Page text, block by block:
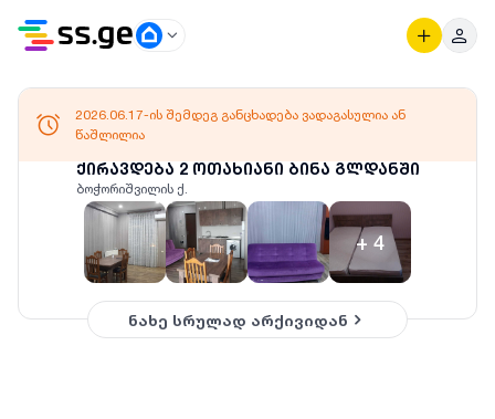
ქირავდება 2 ოთახიანი ბინა გლდანში
ბოჭორიშვილის ქ.
+ 4
2026.06.17-ის შემდეგ განცხადება ვადაგასულია ან
წაშლილია
ნახე სრულად არქივიდან